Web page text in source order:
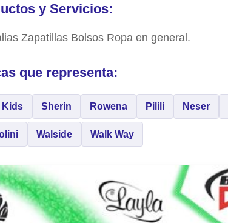
y Servicios:
Zapatillas Bolsos Ropa en general.
que representa:
Kids Sherin Rowena Pilili Neser
Walside Walk Way